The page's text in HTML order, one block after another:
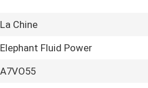
La Chine
Elephant Fluid Power
A7VO55